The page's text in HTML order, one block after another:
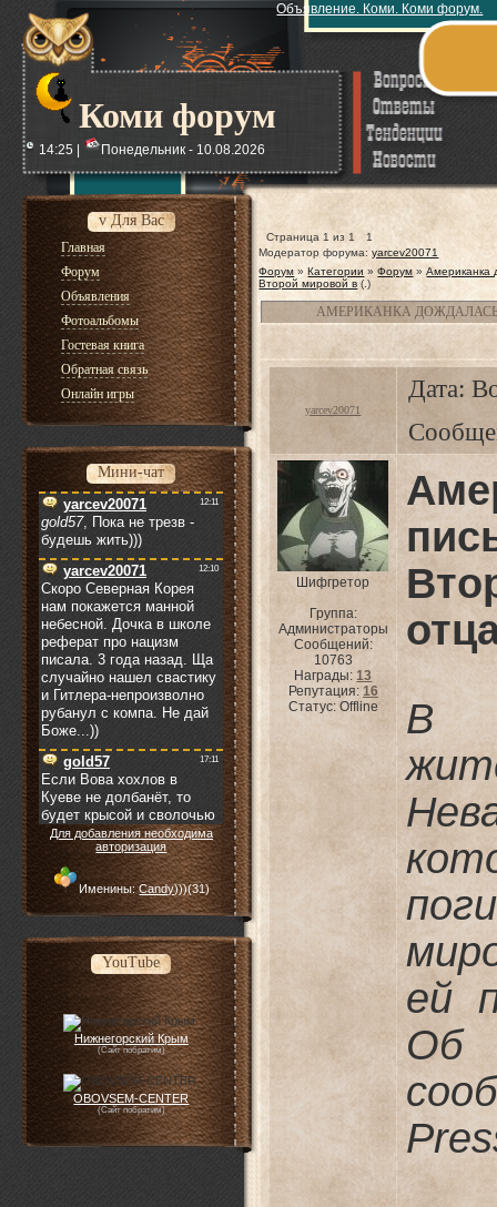
Коми форум
Объявление. Коми. Коми форум.
14:25 | Понедельник - 10.08.2026
v Для Вас
Главная
Форум
Объявления
Фотоальбомы
Гостевая книга
Обратная связь
Онлайн игры
Мини-чат
Для добавления необходима
авторизация
Именины:Candy)))(31)
YouTube
Нижнегорский Крым
(Сайт побратим)
OBOVSEM-CENTER
(Сайт побратим)
Страница 1 из 1
1
Модератор форума:yarcev20071
Форум » Категории » Форум » Американка
Второй мировой в (.)
АМЕРИКАНКА
yarcev20071
Дата:
Шифгретор
Группа:
Администраторы
Сообщений:
10763
Награды:13
Репутация: 16
Статус: Offline
В
ей
Об